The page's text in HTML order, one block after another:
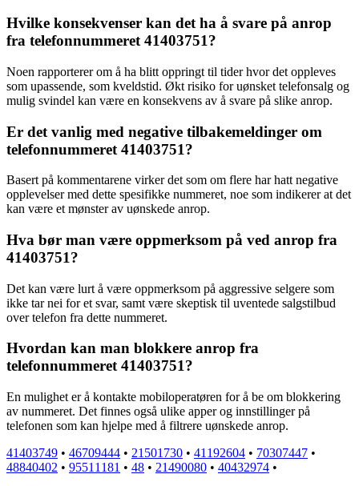
Hvilke konsekvenser kan det ha å svare på anrop
fra telefonnummeret 41403751?
Noen rapporterer om å ha blitt oppringt til tider hvor det oppleves
som upassende, som kveldstid. Økt risiko for uønsket telefonsalg og
mulig svindel kan være en konsekvens av å svare på slike anrop.
Er det vanlig med negative tilbakemeldinger om
telefonnummeret 41403751?
Basert på kommentarene virker det som om flere har hatt negative
opplevelser med dette spesifikke nummeret, noe som indikerer at det
kan være et mønster av uønskede anrop.
Hva bør man være oppmerksom på ved anrop fra
41403751?
Det kan være lurt å være oppmerksom på aggressive selgere som
ikke tar nei for et svar, samt være skeptisk til uventede salgstilbud
over telefon fra dette nummeret.
Hvordan kan man blokkere anrop fra
telefonnummeret 41403751?
En mulighet er å kontakte mobiloperatøren for å be om blokkering
av nummeret. Det finnes også ulike apper og innstillinger på
telefonen som kan hjelpe med å filtrere uønskede anrop.
41403749 • 46709444 • 21501730 • 41192604 • 70307447 •
48840402 • 95511181 • 48 • 21490080 • 40432974 •